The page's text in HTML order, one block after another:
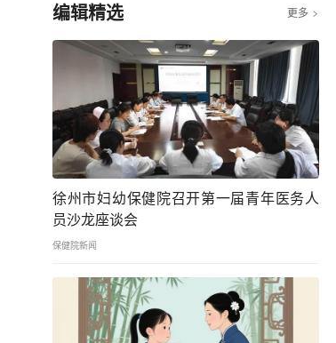
编辑精选 更多 
徐州市妇幼保健院召开第一届青年医务人
员沙龙座谈会
保健院新闻